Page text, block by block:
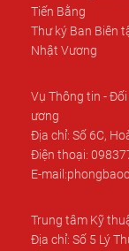
Tiến Bằng
Thư ký Ban Biên
Nhật Vương
Vụ Thông tin -
ương
Địa chỉ: Số 6C,
Điện thoại:
E-
Trung tâm Kỹ
Địa chỉ: Số 5 Lý